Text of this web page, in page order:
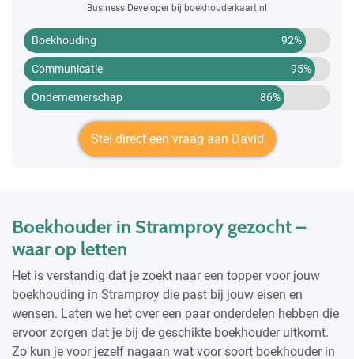
Business Developer bij boekhouderkaart.nl
Boekhouding 92%
Communicatie 95%
Ondernemerschap 86%
Stel direct een vraag aan David
Boekhouder in Stramproy gezocht –
waar op letten
Het is verstandig dat je zoekt naar een topper voor jouw
boekhouding in Stramproy die past bij jouw eisen en
wensen. Laten we het over een paar onderdelen hebben die
ervoor zorgen dat je bij de geschikte boekhouder uitkomt.
Zo kun je voor jezelf nagaan wat voor soort boekhouder in